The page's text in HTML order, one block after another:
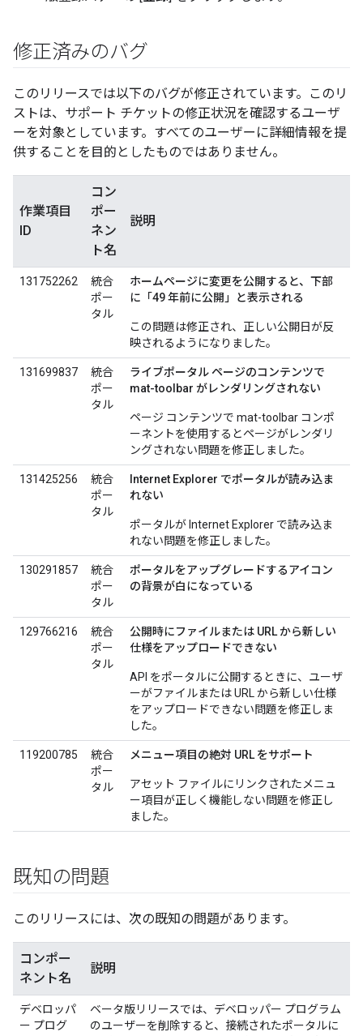
修正済みのバグ
このリリースでは以下のバグが修正されています。このリ
ストは、サポート チケットの修正状況を確認するユーザ
ーを対象としています。すべてのユーザーに詳細情報を提
供することを目的としたものではありません。
作業項目
ID
コン
ポー
ネン
ト名
説明
131752262
統合
ポー
タル
ホームページに変更を公開すると、下部
に「49 年前に公開」と表示される
この問題は修正され、正しい公開日が反
映されるようになりました。
131699837
統合
ポー
タル
ライブポータル ページのコンテンツで
mat-toolbar がレンダリングされない
ページ コンテンツで mat-toolbar コンポ
ーネントを使用するとページがレンダリ
ングされない問題を修正しました。
131425256
統合
ポー
タル
Internet Explorer でポータルが読み込ま
れない
ポータルが Internet Explorer で読み込ま
れない問題を修正しました。
130291857
統合
ポー
タル
ポータルをアップグレードするアイコン
の背景が白になっている
129766216
統合
ポー
タル
公開時にファイルまたは URL から新しい
仕様をアップロードできない
API をポータルに公開するときに、ユーザ
ーがファイルまたは URL から新しい仕様
をアップロードできない問題を修正しま
した。
119200785
統合
ポー
タル
メニュー項目の絶対 URL をサポート
アセット ファイルにリンクされたメニュ
ー項目が正しく機能しない問題を修正し
ました。
既知の問題
このリリースには、次の既知の問題があります。
コンポー
ネント名
説明
デベロッパ
ー プログ
ベータ版リリースでは、デベロッパー プログラム
のユーザーを削除すると、接続されたポータルに